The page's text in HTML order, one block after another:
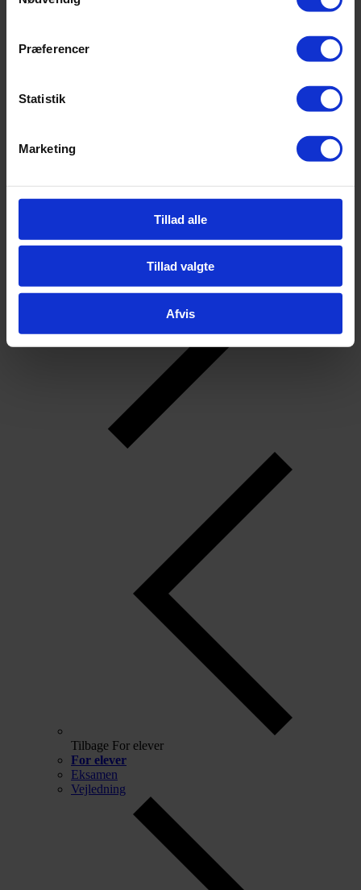
Præferencer
Statistik
Marketing
Tillad alle
Tillad valgte
Afvis
Tilbage For elever
For elever
Eksamen
Vejledning